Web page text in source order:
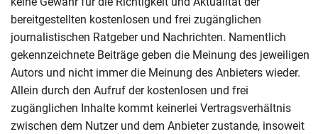
bereitgestellten kostenlosen und frei zugänglichen
journalistischen Ratgeber und Nachrichten. Namentlich
gekennzeichnete Beiträge geben die Meinung des jeweiligen
Autors und nicht immer die Meinung des Anbieters wieder.
Allein durch den Aufruf der kostenlosen und frei
zugänglichen Inhalte kommt keinerlei Vertragsverhältnis
zwischen dem Nutzer und dem Anbieter zustande, insoweit